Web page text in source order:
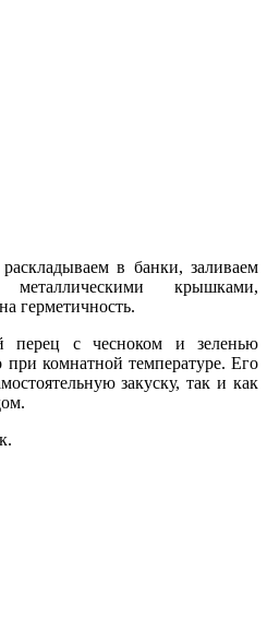
в банки, заливаем
металлическими крышками,
герметичность.
перец с чесноком и зеленью
комнатной температуре. Его
закуску, так и как